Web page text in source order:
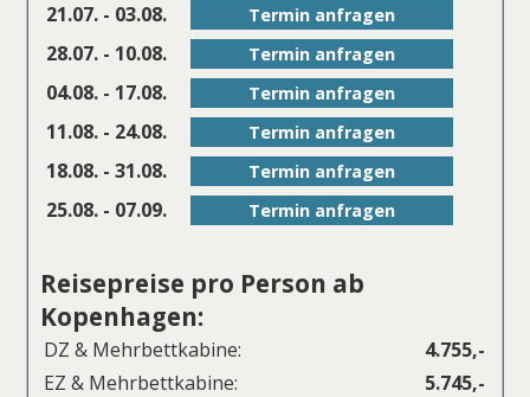
21.07. - 03.08. Termin anfragen
28.07. - 10.08. Termin anfragen
04.08. - 17.08. Termin anfragen
11.08. - 24.08. Termin anfragen
18.08. - 31.08. Termin anfragen
25.08. - 07.09. Termin anfragen
Reisepreise pro Person ab
Kopenhagen:
DZ & Mehrbettkabine:
4.755,-
EZ & Mehrbettkabine:
5.745,-